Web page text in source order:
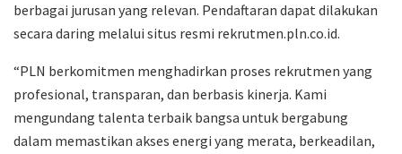
berbagai jurusan yang relevan. Pendaftaran dapat dilakukan
secara daring melalui situs resmi rekrutmen.pln.co.id.
“PLN berkomitmen menghadirkan proses rekrutmen yang
profesional, transparan, dan berbasis kinerja. Kami
mengundang talenta terbaik bangsa untuk bergabung
dalam memastikan akses energi yang merata, berkeadilan,